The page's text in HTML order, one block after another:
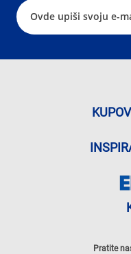
Pratite